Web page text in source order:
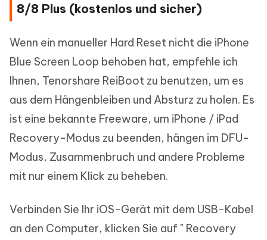
8/8 Plus (kostenlos und sicher)
Wenn ein manueller Hard Reset nicht die iPhone
Blue Screen Loop behoben hat, empfehle ich
Ihnen, Tenorshare ReiBoot zu benutzen, um es
aus dem Hängenbleiben und Absturz zu holen. Es
ist eine bekannte Freeware, um iPhone / iPad
Recovery-Modus zu beenden, hängen im DFU-
Modus, Zusammenbruch und andere Probleme
mit nur einem Klick zu beheben.
Verbinden Sie Ihr iOS-Gerät mit dem USB-Kabel
an den Computer, klicken Sie auf " Recovery